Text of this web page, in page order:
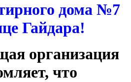
дома №7
Гайдара!
организация
что